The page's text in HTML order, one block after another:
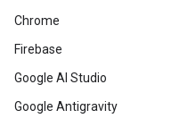
Chrome
Firebase
Google AI Studio
Google Antigravity